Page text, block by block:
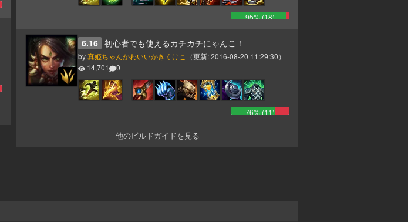
95% (18)
6.16 初心者でも使えるカチカチにゃんこ！
by真姫ちゃんかわいいかきくけこ （更新:2016-08-20 11:29:30）
14,701
0
76% (11)
他のビルドガイドを見る